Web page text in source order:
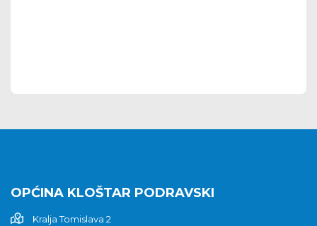
OPĆINA KLOŠTAR PODRAVSKI
Kralja Tomislava 2